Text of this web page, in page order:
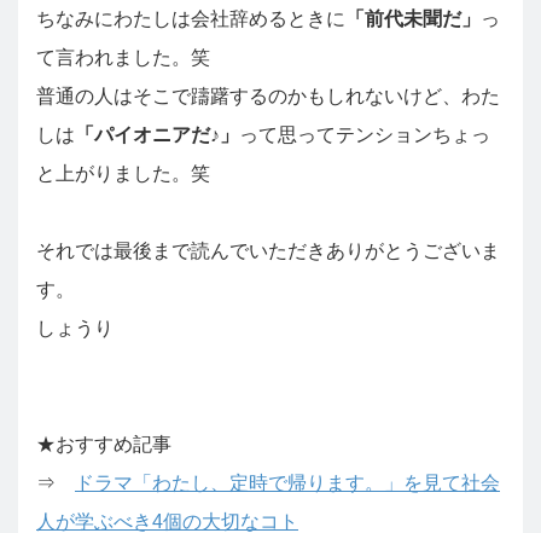
ちなみにわたしは会社辞めるときに 「前代未聞だ」
っ
て言われました。笑
普通の人はそこで躊躇するのかもしれないけど、わた
しは 「パイオニアだ♪」
って思ってテンションちょっ
と上がりました。笑
それでは最後まで読んでいただきありがとうございま
す。
しょうり
★おすすめ記事
⇒
ドラマ「わたし、定時で帰ります。」を見て社会
人が学ぶべき4個の大切なコト